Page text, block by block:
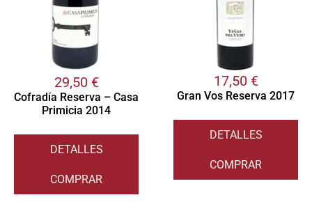
29,50 €
Cofradía Reserva – Casa
Primicia 2014
DETALLES
COMPRAR
17,50 €
Gran Vos Reserva 2017
DETALLES
COMPRAR